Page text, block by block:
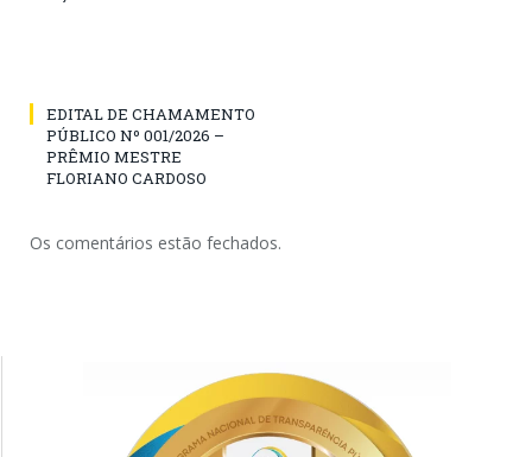
EDITAL DE CHAMAMENTO
PÚBLICO Nº 001/2026 –
PRÊMIO MESTRE
FLORIANO CARDOSO
Os comentários estão fechados.